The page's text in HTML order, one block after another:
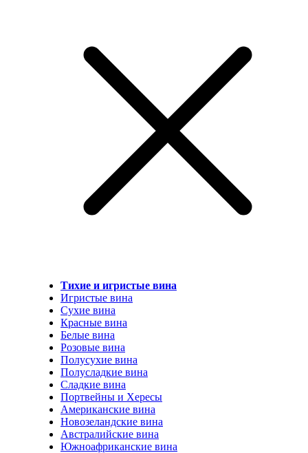
Тихие и игристые вина
Игристые вина
Сухие вина
Красные вина
Белые вина
Розовые вина
Полусухие вина
Полусладкие вина
Сладкие вина
Портвейны и Хересы
Американские вина
Новозеландские вина
Австралийские вина
Южноафриканские вина